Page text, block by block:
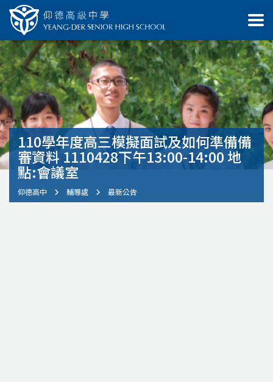
110學年度高三模擬面試及如何準備備
審資料 1110428下午13:00-14:00 地
點:會議室
仰德高中 輔導處 最新公告